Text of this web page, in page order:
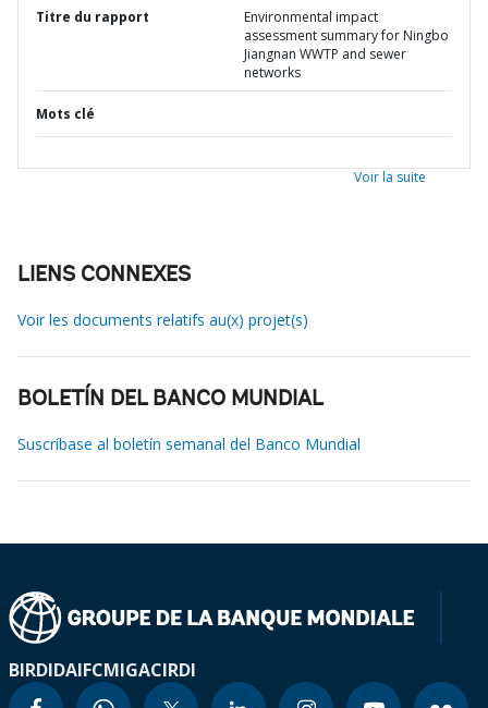
Titre du rapport
Environmental impact
assessment summary for Ningbo
Jiangnan WWTP and sewer
networks
Mots clé
Voir la suite
LIENS CONNEXES
Voir les documents relatifs au(x) projet(s)
BOLETÍN DEL BANCO MUNDIAL
Suscríbase al boletín semanal del Banco Mundial
BIRDIDAIFCMIGACIRDI